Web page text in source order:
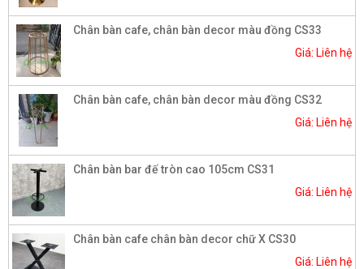
Chân bàn cafe, chân bàn decor màu đồng CS33
Giá: Liên hệ
Chân bàn cafe, chân bàn decor màu đồng CS32
Giá: Liên hệ
Chân bàn bar đế tròn cao 105cm CS31
Giá: Liên hệ
Chân bàn cafe chân bàn decor chữ X CS30
Giá: Liên hệ